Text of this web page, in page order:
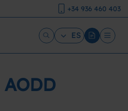
+34 936 460 403
ES